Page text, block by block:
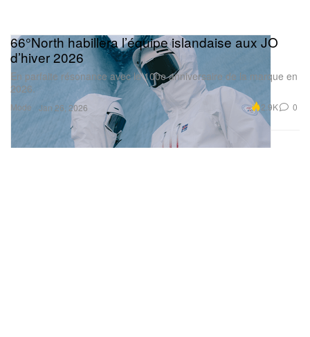
Mode
66°North habillera l’équipe islandaise aux JO
d’hiver 2026
En parfaite résonance avec le 100e anniversaire de la marque en
2026.
Jan 26, 2026 2.9K 0